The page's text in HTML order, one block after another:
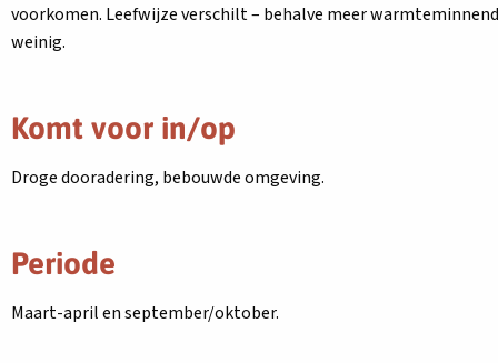
voorkomen. Leefwijze verschilt – behalve meer
weinig.
Komt voor in/op
Droge dooradering, bebouwde omgeving.
Periode
Maart-april en september/oktober.